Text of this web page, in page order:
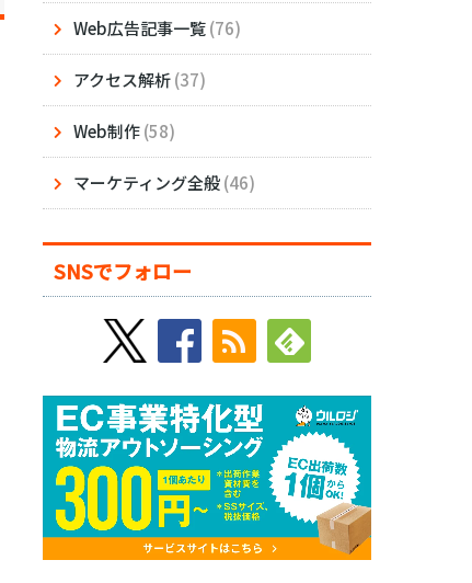
Web広告記事一覧(76)
アクセス解析(37)
Web制作(58)
マーケティング全般(46)
SNSでフォロー